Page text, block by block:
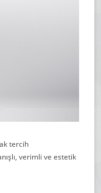
tercih
verimli ve estetik